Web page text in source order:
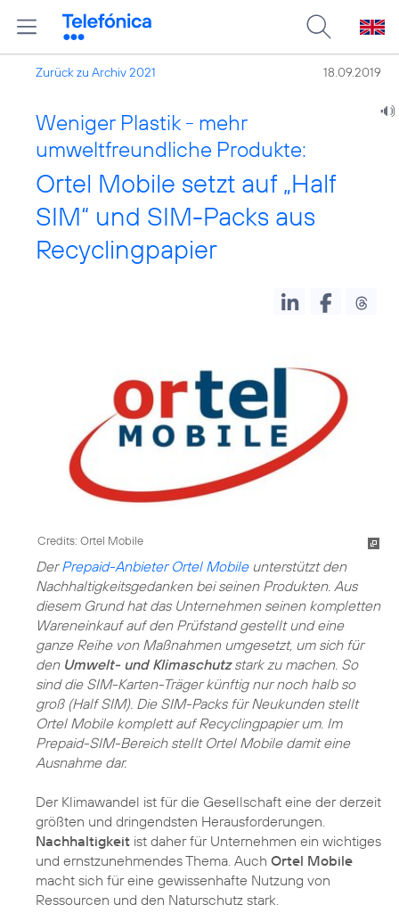
Zurück zu Archiv 2021 18.09.2019
Weniger Plastik - mehr
umweltfreundliche Produkte:
Ortel Mobile setzt auf „Half
SIM“ und SIM-Packs aus
Recyclingpapier
Credits: Ortel Mobile
DerPrepaid-Anbieter Ortel Mobileunterstützt den
Nachhaltigkeitsgedanken bei seinen Produkten. Aus
diesem Grund hat das Unternehmen seinen kompletten
Wareneinkauf auf den Prüfstand gestellt und eine
ganze Reihe von Maßnahmen umgesetzt, um sich für
den Umwelt- und Klimaschutzstark zu machen. So
sind die SIM-Karten-Träger künftig nur noch halb so
groß (Half SIM). Die SIM-Packs für Neukunden stellt
Ortel Mobile komplett auf Recyclingpapier um. Im
Prepaid-SIM-Bereich stellt Ortel Mobile damit eine
Ausnahme dar.
Der Klimawandel ist für die Gesellschaft eine der derzeit
größten und dringendsten Herausforderungen.
Nachhaltigkeit ist daher für Unternehmen ein wichtiges
und ernstzunehmendes Thema. Auch Ortel Mobile
macht sich für eine gewissenhafte Nutzung von
Ressourcen und den Naturschutz stark.